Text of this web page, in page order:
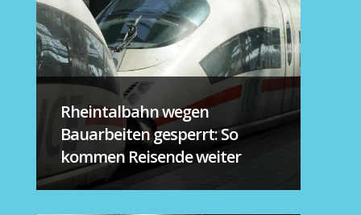
Rheintalbahn wegen
Bauarbeiten gesperrt: So
kommen Reisende weiter